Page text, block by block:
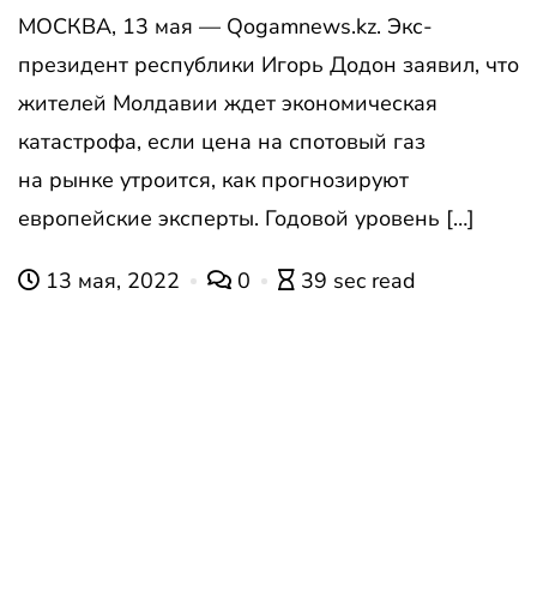
МОСКВА, 13 мая — Qogamnews.kz. Экс-
президент республики Игорь Додон заявил, что
жителей Молдавии ждет экономическая
катастрофа, если цена на спотовый газ
на рынке утроится, как прогнозируют
европейские эксперты. Годовой уровень […]
13 мая, 2022 0 39 sec read